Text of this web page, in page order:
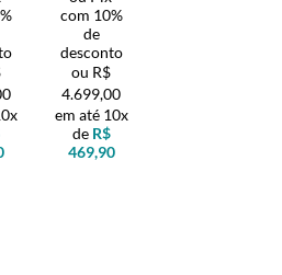
com 10%
de
desconto
R$
4.699,00
10x
de R$
469,90